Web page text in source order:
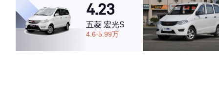
4.23
五菱 宏光S
4.6-5.99万